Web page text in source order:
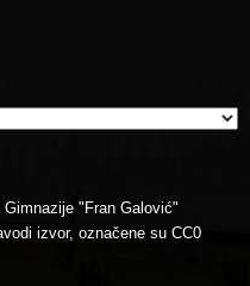
"Fran Galović"
izvor, označene su CC0